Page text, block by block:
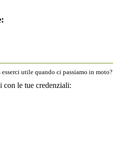
utile quando ci passiamo in moto?
con le tue credenziali: